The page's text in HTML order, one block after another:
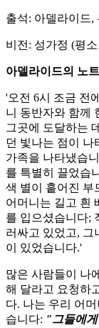
출석: 아델라이드,
비전: 성가정 (평
아델라이드의 노
'오전 6시 조금 전
니 동반자와 함께
그곳에 도달하는
던 빛나는 점이 나
가족을 나타냈습
를 특별히 끌었습
색 별이 흩어진 부
어머니는 길고 흰
를 입으셨습니다;
러싸고 있었고, 그
이 있었습니다.'
많은 사람들이 나
해 달라고 요청하
다. 나는 우리 어
습니다: "그들에